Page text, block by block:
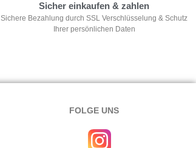
Sicher einkaufen & zahlen
Sichere Bezahlung durch SSL Verschlüsselung & Schutz
Ihrer persönlichen Daten
FOLGE UNS